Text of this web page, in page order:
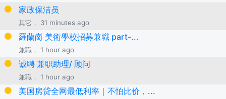
家政保洁员
其它， 31 minutes ago
羅蘭崗 美術學校招募兼職 part-...
兼職， 1 hour ago
诚聘 兼职助理/ 顾问
兼職， 1 hour ago
美国房贷全网最低利率｜不怕比价，...